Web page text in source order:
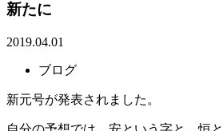
新たに
2019.04.01
ブログ
新元号が発表されました。